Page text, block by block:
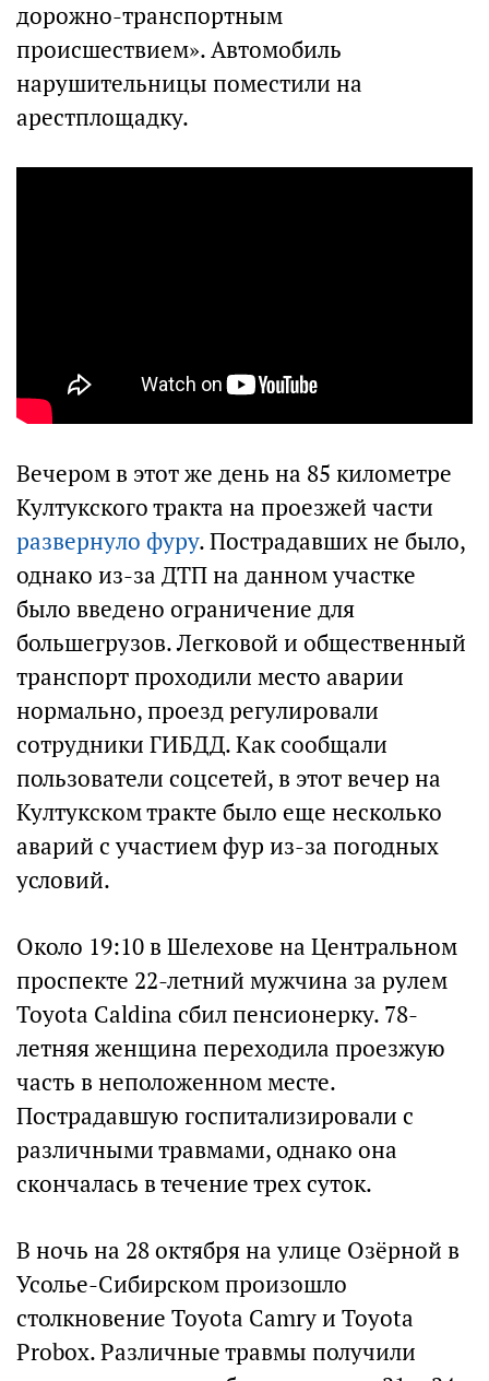
дорожно-транспортным
происшествием». Автомобиль
нарушительницы поместили на
арестплощадку.
Вечером в этот же день на 85 километре
Култукского тракта на проезжей части
развернуло фуру. Пострадавших не было,
однако из-за ДТП на данном участке
было введено ограничение для
большегрузов. Легковой и общественный
транспорт проходили место аварии
нормально, проезд регулировали
сотрудники ГИБДД. Как сообщали
пользователи соцсетей, в этот вечер на
Култукском тракте было еще несколько
аварий с участием фур из-за погодных
условий.
Около 19:10 в Шелехове на Центральном
проспекте 22-летний мужчина за рулем
Toyota Caldina сбил пенсионерку. 78-
летняя женщина переходила проезжую
часть в неположенном месте.
Пострадавшую госпитализировали с
различными травмами, однако она
скончалась в течение трех суток.
В ночь на 28 октября на улице Озёрной в
Усолье-Сибирском произошло
столкновение Toyota Camry и Toyota
Probox. Различные травмы получили